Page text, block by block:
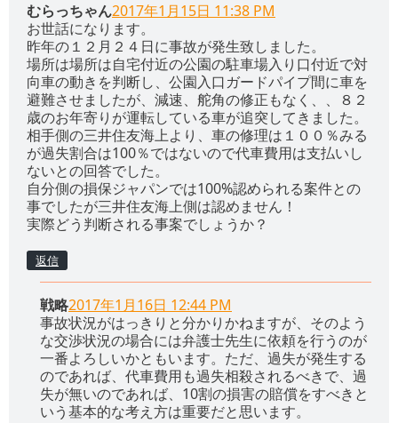
むらっちゃん2017年1月15日 11:38 PM
お世話になります。
昨年の１２月２４日に事故が発生致しました。
場所は場所は自宅付近の公園の駐車場入り口付近で対
向車の動きを判断し、公園入口ガードパイプ間に車を
避難させましたが、減速、舵角の修正もなく、、８２
歳のお年寄りが運転している車が追突してきました。
相手側の三井住友海上より、車の修理は１００％みる
が過失割合は100％ではないので代車費用は支払いし
ないとの回答でした。
自分側の損保ジャパンでは100%認められる案件との
事でしたが三井住友海上側は認めません！
実際どう判断される事案でしょうか？
返信
戦略2017年1月16日 12:44 PM
事故状況がはっきりと分かりかねますが、そのよう
な交渉状況の場合には弁護士先生に依頼を行うのが
一番よろしいかともいます。ただ、過失が発生する
のであれば、代車費用も過失相殺されるべきで、過
失が無いのであれば、10割の損害の賠償をすべきと
いう基本的な考え方は重要だと思います。